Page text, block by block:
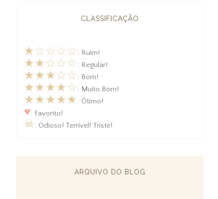
CLASSIFICAÇÃO
★☆☆☆☆: Ruim!
★★☆☆☆: Regular!
★★★☆☆: Bom!
★★★★☆: Muito Bom!
★★★★★: Ótimo!
♥: Favorito!
☠: Odioso! Terrível! Triste!
ARQUIVO DO BLOG